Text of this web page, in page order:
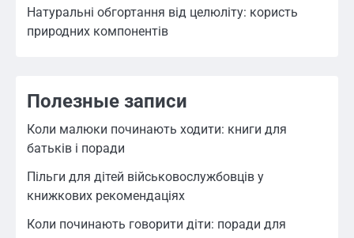
Натуральні обгортання від целюліту: користь
природних компонентів
Полезные записи
Коли малюки починають ходити: книги для
батьків і поради
Пільги для дітей військовослужбовців у
книжкових рекомендаціях
Коли починають говорити діти: поради для